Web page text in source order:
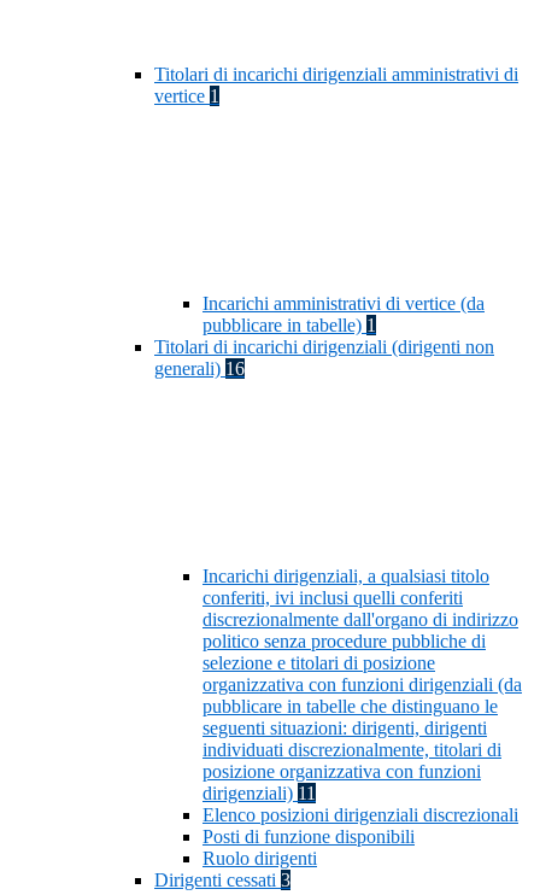
Titolari di incarichi dirigenziali amministrativi di
vertice 1
Incarichi amministrativi di vertice (da
pubblicare in tabelle) 1
Titolari di incarichi dirigenziali (dirigenti non
generali) 16
Incarichi dirigenziali, a qualsiasi titolo
conferiti, ivi inclusi quelli conferiti
discrezionalmente dall'organo di indirizzo
politico senza procedure pubbliche di
selezione e titolari di posizione
organizzativa con funzioni dirigenziali (da
pubblicare in tabelle che distinguano le
seguenti situazioni: dirigenti, dirigenti
individuati discrezionalmente, titolari di
posizione organizzativa con funzioni
dirigenziali) 11
Elenco posizioni dirigenziali discrezionali
Posti di funzione disponibili
Ruolo dirigenti
Dirigenti cessati 3